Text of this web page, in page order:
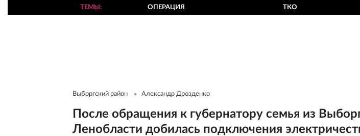
ТЕМЫ ОПЕРАЦИЯ ТКО
Выборгский район Александр Дрозденко
После обращения к губернатору семья из
Ленобласти добилась подключения